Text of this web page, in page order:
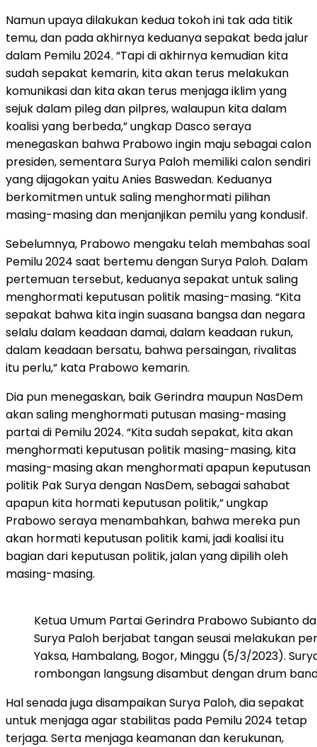
Namun upaya dilakukan kedua tokoh ini tak ada titik
temu, dan pada akhirnya keduanya sepakat beda jalur
dalam Pemilu 2024. “Tapi di akhirnya kemudian kita
sudah sepakat kemarin, kita akan terus melakukan
komunikasi dan kita akan terus menjaga iklim yang
sejuk dalam pileg dan pilpres, walaupun kita dalam
koalisi yang berbeda,” ungkap Dasco seraya
menegaskan bahwa Prabowo ingin maju sebagai calon
presiden, sementara Surya Paloh memiliki calon sendiri
yang dijagokan yaitu Anies Baswedan. Keduanya
berkomitmen untuk saling menghormati pilihan
masing-masing dan menjanjikan pemilu yang kondusif.
Sebelumnya, Prabowo mengaku telah membahas soal
Pemilu 2024 saat bertemu dengan Surya Paloh. Dalam
pertemuan tersebut, keduanya sepakat untuk saling
menghormati keputusan politik masing-masing. “Kita
sepakat bahwa kita ingin suasana bangsa dan negara
selalu dalam keadaan damai, dalam keadaan rukun,
dalam keadaan bersatu, bahwa persaingan, rivalitas
itu perlu,” kata Prabowo kemarin.
Dia pun menegaskan, baik Gerindra maupun NasDem
akan saling menghormati putusan masing-masing
partai di Pemilu 2024. “Kita sudah sepakat, kita akan
menghormati keputusan politik masing-masing, kita
masing-masing akan menghormati apapun keputusan
politik Pak Surya dengan NasDem, sebagai sahabat
apapun kita hormati keputusan politik,” ungkap
Prabowo seraya menambahkan, bahwa mereka pun
akan hormati keputusan politik kami, jadi koalisi itu
bagian dari keputusan politik, jalan yang dipilih oleh
masing-masing.
Ketua Umum Partai Gerindra Prabowo Subianto
Surya Paloh berjabat tangan seusai melakukan
Yaksa, Hambalang, Bogor, Minggu (5/3/2023).
rombongan langsung disambut dengan drum
Hal senada juga disampaikan Surya Paloh, dia sepakat
untuk menjaga agar stabilitas pada Pemilu 2024 tetap
terjaga. Serta menjaga keamanan dan kerukunan,